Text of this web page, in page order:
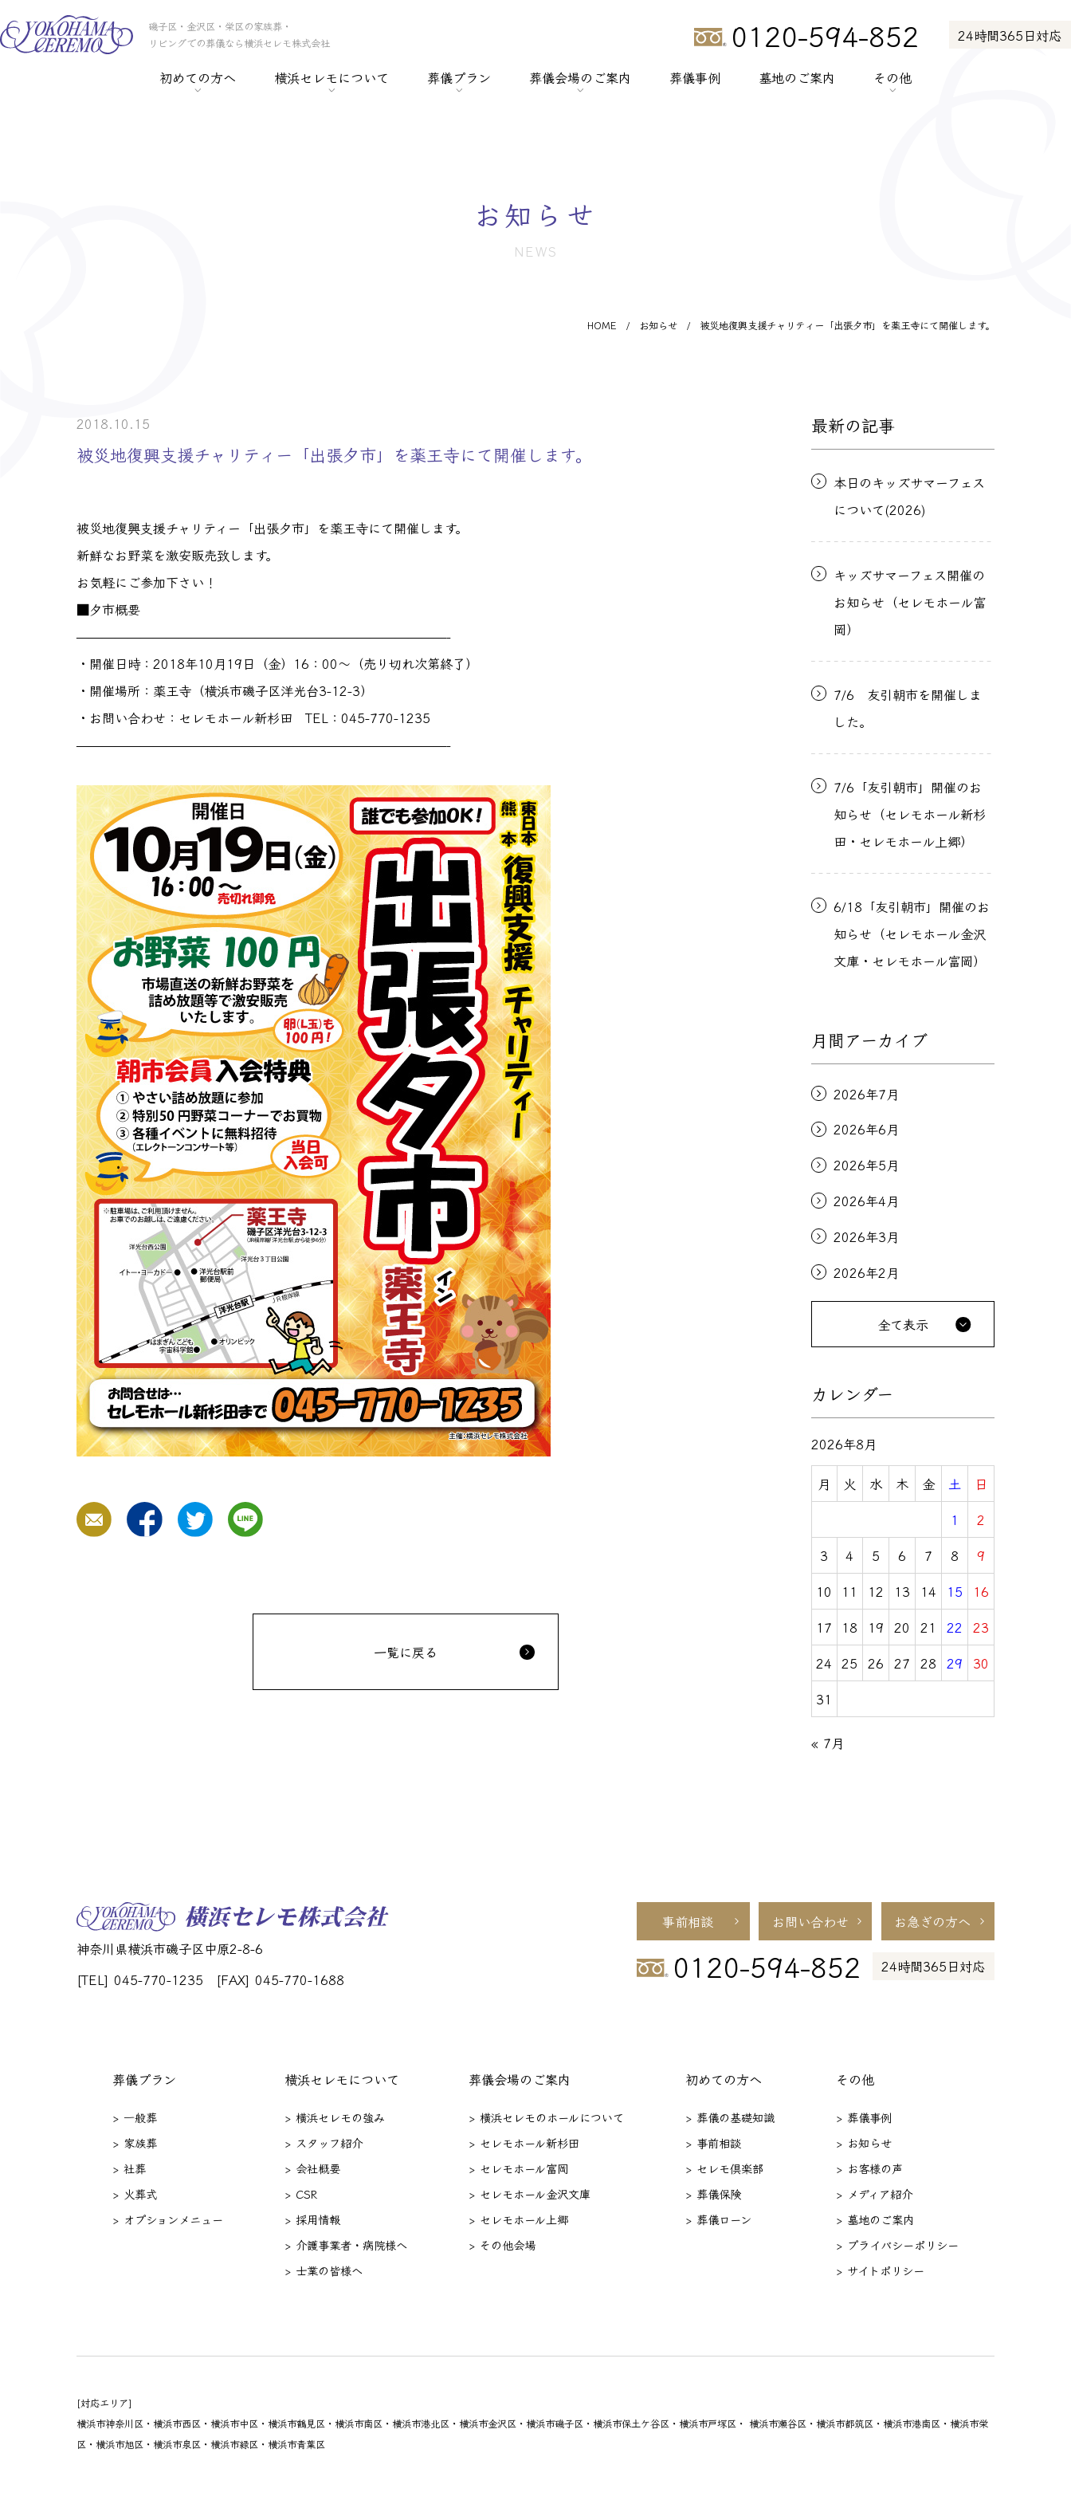
磯子区・金沢区・栄区の家族葬・
リビングでの葬儀なら横浜セレモ株式会社
0120-594-852 24時間365日対応
初めての方へ 横浜セレモについて 葬儀プラン 葬儀会場のご案内
> セレモホール富岡
> セレモホール上郷
葬儀事例 墓地のご案内 その他
> サイトポリシー
お知らせ
NEWS
HOME / お知らせ/ 被災地復興支援チャリティー「出張夕市」を薬王寺にて開催します。
2018.10.15
被災地復興支援チャリティー「出張夕市」を薬王寺にて開催します。
被災地復興支援チャリティー「出張夕市」を薬王寺にて開催します。
新鮮なお野菜を激安販売致します。
お気軽にご参加下さい！
■夕市概要
—————————————————————————————-
・開催日時：2018年10月19日（金）16：00～（売り切れ次第終了）
・開催場所：薬王寺（横浜市磯子区洋光台3-12-3）
・お問い合わせ：セレモホール新杉田 TEL：045-770-1235
—————————————————————————————-
一覧に戻る
最新の記事
本日のキッズサマーフェス
について(2026)
キッズサマーフェス開催の
お知らせ（セレモホール富
岡）
7/6 友引朝市を開催しま
した。
7/6「友引朝市」開催のお
知らせ（セレモホール新杉
田・セレモホール上郷）
6/18「友引朝市」開催のお
知らせ（セレモホール金沢
文庫・セレモホール富岡）
月間アーカイブ
2026年7月
2026年6月
2026年5月
2026年4月
2026年3月
2026年2月
全て表示
カレンダー
2026年8月
月 火 水 木 金 土
日
1
2
3
4 5 6 7 8
9
10
11 12 13 14 15
16
17
18 19 20 21 22
23
24 25 26 27 28 29
30
31
« 7月
神奈川県横浜市磯子区中原2-8-6
[TEL] 045-770-1235
[FAX] 045-770-1688
事前相談 お問い合わせ お急ぎの方へ
0120-594-852 24時間365日対応
葬儀プラン
> 一般葬
> 家族葬
> 社葬
> 火葬式
> オプションメニュー
横浜セレモについて
> 横浜セレモの強み
> スタッフ紹介
> 会社概要
> CSR
> 採用情報
> 介護事業者・病院様へ
> 士業の皆様へ
葬儀会場のご案内
> 横浜セレモのホールについて
> セレモホール新杉田
> セレモホール富岡
> セレモホール金沢文庫
> セレモホール上郷
> その他会場
初めての方へ
> 葬儀の基礎知識
> 事前相談
> セレモ倶楽部
> 葬儀保険
> 葬儀ローン
その他
> 葬儀事例
> お知らせ
> お客様の声
> メディア紹介
> 墓地のご案内
> プライバシーポリシー
> サイトポリシー
[対応エリア]
横浜市神奈川区・横浜市西区・横浜市中区・横浜市鶴見区・横浜市南区・横浜市港北区・横浜市金沢区・横浜市磯子区・横浜市保土ケ谷区・横浜市戸塚区・ 横浜市瀬谷区・横浜市都筑区・横浜市港南区・横浜市栄
区・横浜市旭区・横浜市泉区・横浜市緑区・横浜市青葉区